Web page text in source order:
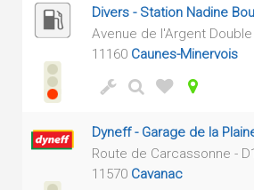
Divers - Station Nadine
Avenue de l'Argent Double
11160 Caunes-Minervois
Dyneff - Garage de la
Route de Carcassonne -
11570 Cavanac